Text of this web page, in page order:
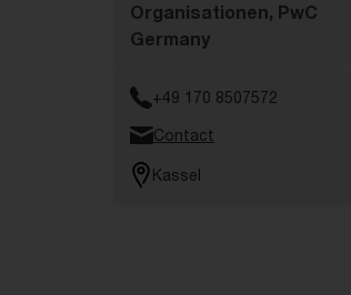
Organisationen, PwC
Germany
+49 170 8507572
Contact
Kassel